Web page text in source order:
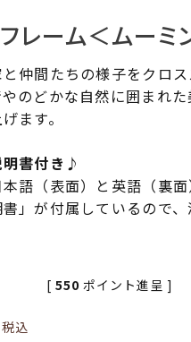
レーム＜ムーミ
仲間たちの様子をクロ
のどかな自然に囲まれ
ます。
明書付き♪
語（表面）と英語（裏
」が付属しているので
税込
[ 550 ポイント進呈 ]